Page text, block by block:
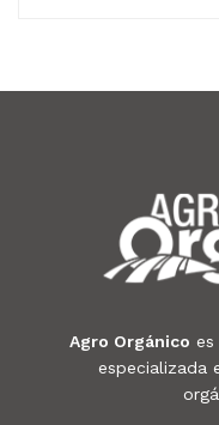
Agro Orgánico
especializada